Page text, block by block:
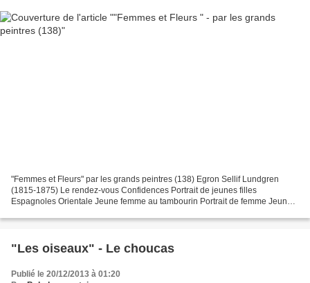
"Femmes et Fleurs" par les grands peintres (138) Egron Sellif Lundgren
(1815-1875) Le rendez-vous Confidences Portrait de jeunes filles
Espagnoles Orientale Jeune femme au tambourin Portrait de femme Jeune
"Les oiseaux" - Le choucas
Publié le 20/12/2013 à 01:20